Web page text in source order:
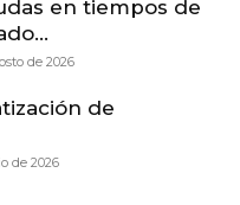
en tiempos de
de 2026
de
de 2026